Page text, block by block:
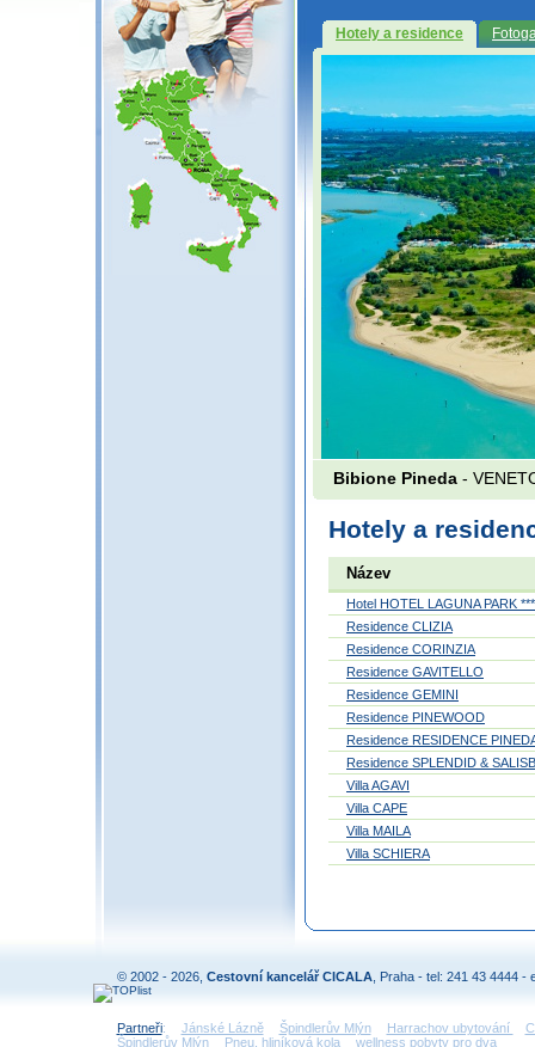
Hotely a residence
Bibione Pineda -
Hotely a
Název
Hotel HOTEL LAGUNA PARK
Residence CLIZIA
Residence CORINZIA
Residence GAVITELLO
Residence GEMINI
Residence PINEWOOD
Residence RESIDENCE
Residence SPLENDID &
Villa AGAVI
Villa CAPE
Villa MAILA
Villa SCHIERA
© 2002 - 2026, Cestovní kancelář CICALA , Praha - tel: 241 43 4444 -
Partneři: Jánské Lázně Špindlerův Mlýn Harrachov ubytování
Špindlerův Mlýn
Pneu, hliníková kola wellness pobyty pro dva